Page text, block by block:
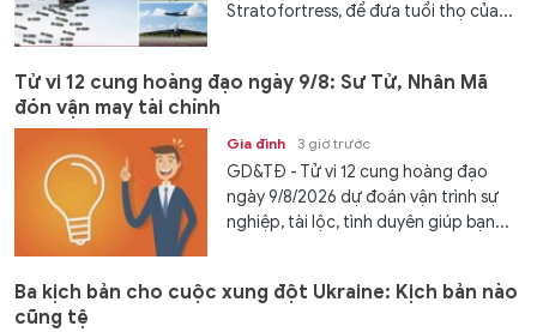
Stratofortress, để đưa tuổi thọ của...
Tử vi 12 cung hoàng đạo ngày 9/8: Sư Tử, Nhân Mã
đón vận may tài chính
Gia đình 3 giờ trước
GD&TĐ - Tử vi 12 cung hoàng đạo
ngày 9/8/2026 dự đoán vận trình sự
nghiệp, tài lộc, tình duyên giúp bạn...
Ba kịch bản cho cuộc xung đột Ukraine: Kịch bản nào
cũng tệ